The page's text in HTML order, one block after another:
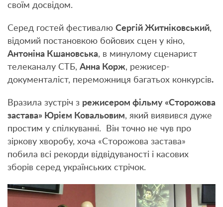
своїм досвідом.
Серед гостей фестивалю Сергій Житніковський,
відомий постановкою бойових сцен у кіно,
Антоніна Кшановська, в минулому сценарист
телеканалу СТБ, Анна Корж, режисер-
документаліст, переможниця багатьох конкурсів.
Вразила зустріч з режисером фільму «Сторожова
застава» Юрієм Ковальовим, який виявився дуже
простим у спілкуванні. Він точно не чув про
зіркову хворобу, хоча «Сторожова застава»
побила всі рекорди відвідуваності і касових
зборів серед українських стрічок.